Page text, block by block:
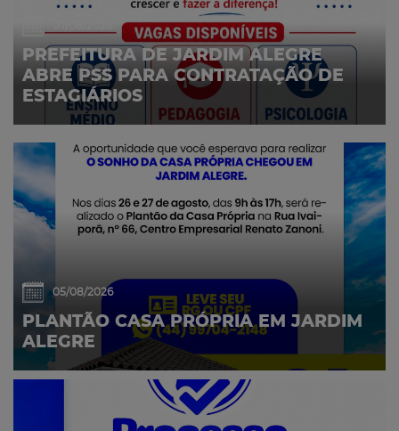
PREFEITURA DE JARDIM ALEGRE
ABRE PSS PARA CONTRATAÇÃO DE
ESTAGIÁRIOS
05/08/2026
PLANTÃO CASA PRÓPRIA EM JARDIM
ALEGRE